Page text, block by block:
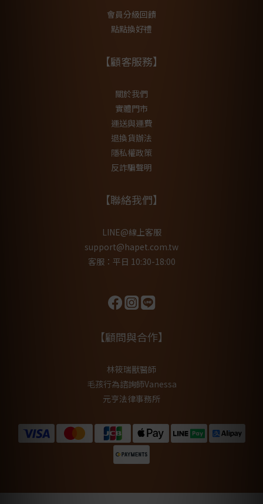
會員分級回饋
點點換好禮
【顧客服務】
關於我們
實體門市
運送與運費
退換貨辦法
隱私權政策
反詐騙聲明
【聯絡我們】
LINE@線上客服
support@hapet.com.tw
客服：平日 10:30-18:00
【顧問與合作】
林筱瑞獸醫師
毛孩行為諮詢師Vanessa
元亨法律事務所